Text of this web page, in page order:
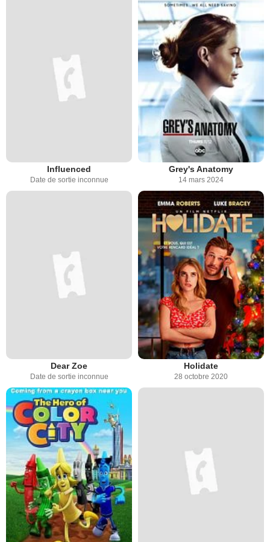
Influenced
Date de sortie inconnue
Grey's Anatomy
14 mars 2024
Dear Zoe
Date de sortie inconnue
Holidate
28 octobre 2020